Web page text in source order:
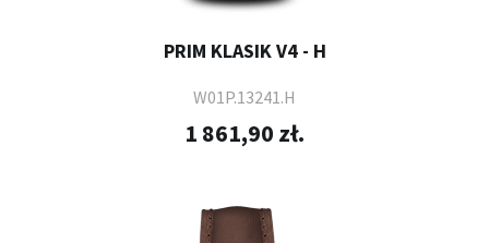
PRIM KLASIK V4 - H
W01P.13241.H
1 861,90 zł.